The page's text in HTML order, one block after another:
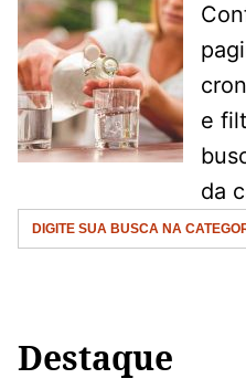
e
da
Search
for:
Destaque